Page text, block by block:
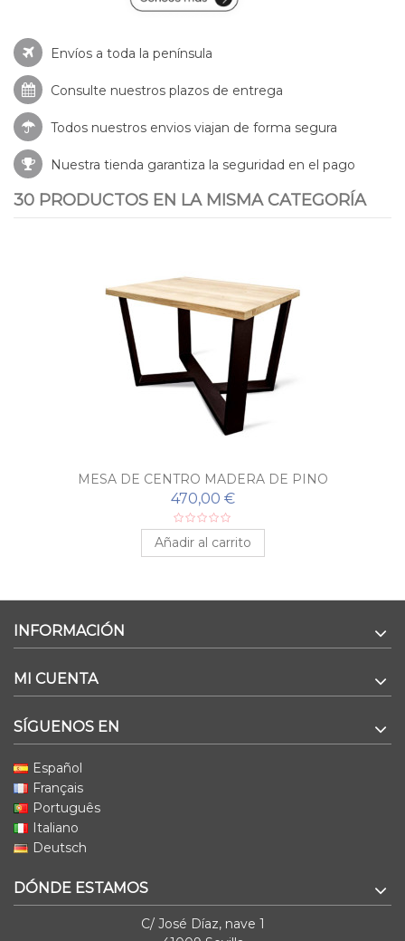
Envíos a toda la península
Consulte nuestros plazos de entrega
Todos nuestros envios viajan de forma segura
Nuestra tienda garantiza la seguridad en el pago
30 PRODUCTOS EN LA MISMA CATEGORÍA
MESA DE CENTRO MADERA DE PINO
470,00 €
Añadir al carrito
INFORMACIÓN
MI CUENTA
SÍGUENOS EN
Español
Français
Português
Italiano
Deutsch
DÓNDE ESTAMOS
C/ José Díaz, nave 1